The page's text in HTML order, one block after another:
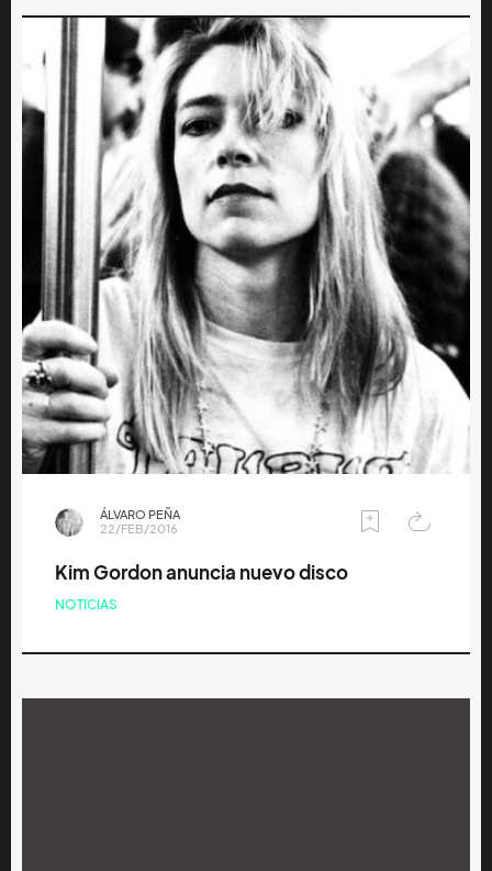
ÁLVARO PEÑA
22/FEB/2016
Kim Gordon anuncia nuevo disco
NOTICIAS